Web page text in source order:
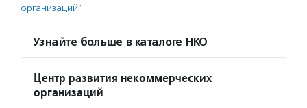
организаций"
Узнайте больше в каталоге НКО
Центр развития некоммерческих
организаций